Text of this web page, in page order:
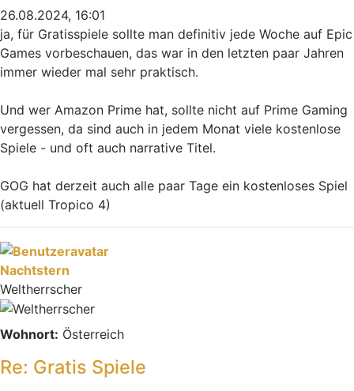
26.08.2024, 16:01
ja, für Gratisspiele sollte man definitiv jede Woche auf Epic
Games vorbeschauen, das war in den letzten paar Jahren
immer wieder mal sehr praktisch.
Und wer Amazon Prime hat, sollte nicht auf Prime Gaming
vergessen, da sind auch in jedem Monat viele kostenlose
Spiele - und oft auch narrative Titel.
GOG hat derzeit auch alle paar Tage ein kostenloses Spiel
(aktuell Tropico 4)
Nach oben
Nachtstern
Weltherrscher
Wohnort: Österreich
Re: Gratis Spiele